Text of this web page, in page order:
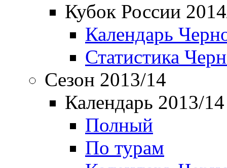
Кубок России
Календарь
Статистика
Сезон 2013/14
Календарь 2013/14
Полный
По турам